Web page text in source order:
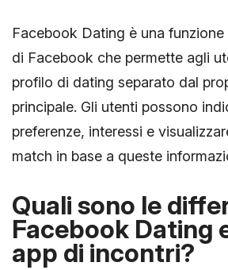
Facebook Dating è una
di Facebook che permette agli
profilo di dating separato dal
principale. Gli utenti possono
preferenze, interessi e
match in base a queste
Quali sono le
Facebook Dating
app di incontri?